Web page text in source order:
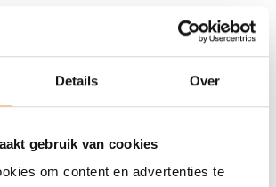
Details Over
gebruik van cookies
om content en advertenties te
concerten